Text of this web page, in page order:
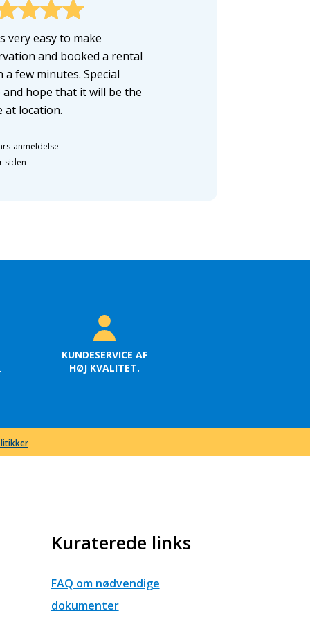
very easy to make
and booked a rental
a few minutes. Special
and hope that it will be the
at location.
anmeldelse -
siden
KUNDESERVICE AF
HØJ KVALITET.
Kuraterede links
FAQ om nødvendige
dokumenter